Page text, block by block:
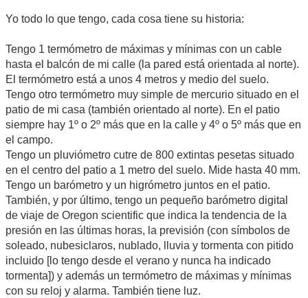
Yo todo lo que tengo, cada cosa tiene su historia:
Tengo 1 termómetro de máximas y mínimas con un cable
hasta el balcón de mi calle (la pared está orientada al norte).
El termómetro está a unos 4 metros y medio del suelo.
Tengo otro termómetro muy simple de mercurio situado en el
patio de mi casa (también orientado al norte). En el patio
siempre hay 1º o 2º más que en la calle y 4º o 5º más que en
el campo.
Tengo un pluviómetro cutre de 800 extintas pesetas situado
en el centro del patio a 1 metro del suelo. Mide hasta 40 mm.
Tengo un barómetro y un higrómetro juntos en el patio.
También, y por último, tengo un pequeño barómetro digital
de viaje de Oregon scientific que indica la tendencia de la
presión en las últimas horas, la previsión (con símbolos de
soleado, nubesiclaros, nublado, lluvia y tormenta con pitido
incluido [lo tengo desde el verano y nunca ha indicado
tormenta]) y además un termómetro de máximas y mínimas
con su reloj y alarma. También tiene luz.